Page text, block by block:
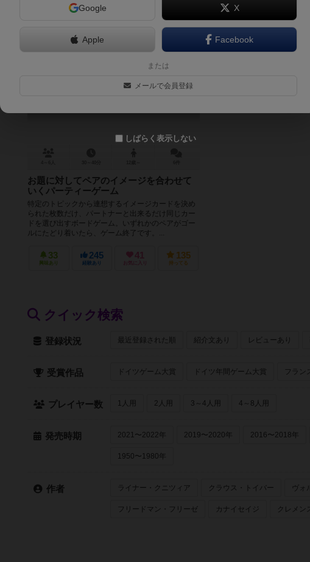
どきどきワクワク相性チェックゲー
Compatibility
お題に対してペアのイメージを合わせて
いくパーティーゲーム
特定のトピックから連想するイメージカードを決め
られた枚数だけ、パートナーと出来るだけ同じカー
ドを選び出すボードゲーム。いずれかのペアがゴー
ルにたどり着いたら、ゲーム終了です。...
33
興味あり
245
経験あり
41
お気に入り
135
持ってる
クイック検索
登録状況 最近登録された順 紹介文あり レビューあり
受賞作品 ドイツゲーム大賞 ドイツ年間ゲーム大賞 フラン
プレイヤー数 1人用 2人用 3～4人用 4～8人用
発売時期 2021〜2022年 2019〜2020年 2016〜2018年
1950〜1980年
作者 ライナー・クニツィア クラウス・トイバー ヴ
フリードマン・フリーゼ カナイセイジ クレメン
Google X
Apple Facebook
または
メールで会員登録
しばらく表示しない